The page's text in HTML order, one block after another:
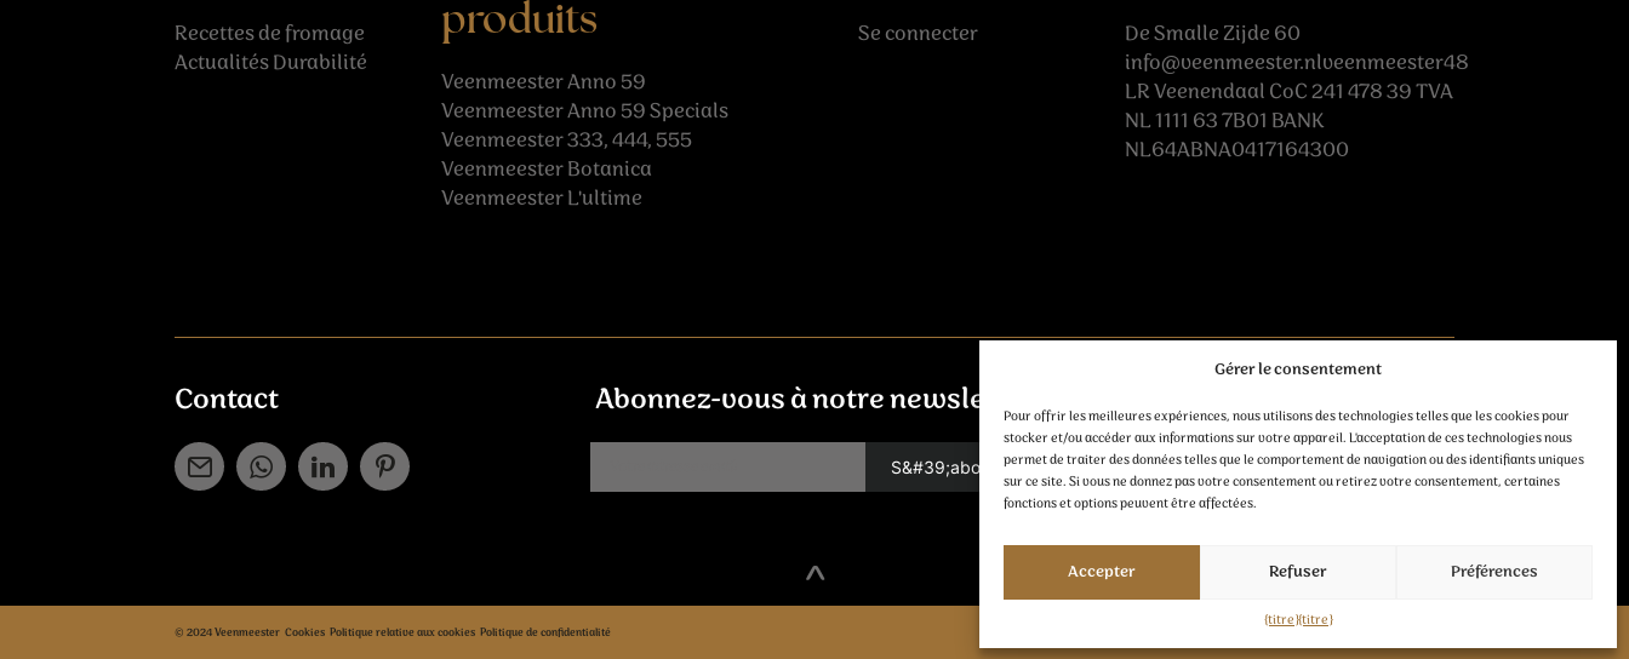
Gérer le consentement
Pour offrir les meilleures expériences, nous utilisons des technologies telles que les cookies pour
stocker et/ou accéder aux informations sur votre appareil. L'acceptation de ces technologies nous
permet de traiter des données telles que le comportement de navigation ou des identifiants uniques
sur ce site. Si vous ne donnez pas votre consentement ou retirez votre consentement, certaines
fonctions et options peuvent être affectées.
Accepter Refuser Préférences
{titre}{titre}
Recettesde fromage
ActualitésDurabilité
produits
Veenmeester Anno 59
Veenmeester Anno 59 Specials
Veenmeester 333, 444, 555
Veenmeester Botanica
Veenmeester L'ultime
Se connecter
De Smalle Zijde 60
info@veenmeester.nlveenmeester48
LR Veenendaal CoC 241 478 39 TVA
NL 1111 63 7B01 BANK
NL64ABNA0417164300
Contact Abonnez-vous à notre newsletter Suivez-nous
^
© 2024 Veenmeester Cookies Politique relative aux cookies Politique de confidentialité